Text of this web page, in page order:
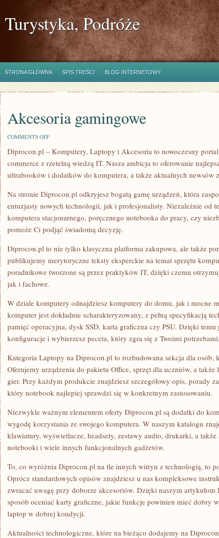
Turystyka, Podróże
STRONA GŁÓWNA SPIS TREŚCI BLOG INTERNETOWY
Akcesoria gamingowe
COMMENTS OFFON
GAMINGOWE
Diprocon.pl – Komputery, Laptopy i Akcesoria to nowoczesny
commerce z rzetelną wiedzą IT. Nasza ambicja to oferowanie
ultrabooków i dodatków do komputera, a także aktualnych newsów
Na stronie Diprocon.pl odkryjesz bogatą gamę urządzeń, która
entuzjasty nowych technologii, jak i profesjonalisty. Niezależnie od
komputera stacjonarnego, poręcznego notebooka do pracy, czy
pomoże Ci podjąć świadomą decyzję.
Diprocon.pl to nie tylko klasyczna platforma zakupowa, ale także
publikujemy merytoryczne teksty eksperckie na temat sprzętu
poradnikowe tworzone są przez praktyków IT, dzięki czemu
jak i fachowe.
W dziale komputery odnajdziesz komputery do domu, jak i mocne
komputer jest dokładnie scharakteryzowany, z pełną specyfikacją
pamięć operacyjna, dysk SSD, karta graficzna czy PSU. Dzięki temu
konfiguracje i wybierzesz peceta, który zgra się z Twoimi
Kategoria Laptopy na Diprocon.pl to rozbudowana sekcja dla osób,
Oferujemy urządzenia do pakietu Office, sprzęt dla uczniów, a
gier. Przy każdym produkcie znajdziesz szczegółowy opis, porady
który notebook najlepiej sprawdzi się w konkretnym zastosowaniu.
Niezwykle ważnym elementem oferty Diprocon.pl są dodatki do
wygodę korzystania ze swojego komputera. W naszym katalogu
klawiatury, wyświetlacze, headsety, zestawy audio, drukarki, a
notebooki i wiele innych funkcjonalnych gadżetów.
To, co wyróżnia Diprocon.pl na tle innych witryn z technologią, to
Oprócz standardowych opisów znajdziesz u nas kompleksowe
zwracać uwagę przy doborze akcesoriów. Dzięki naszym
sposób oceniać karty graficzne, jakie funkcje powinien mieć dobry
laptop w dobrej kondycji.
Aktualności technologiczne, które na bieżąco dodajemy na